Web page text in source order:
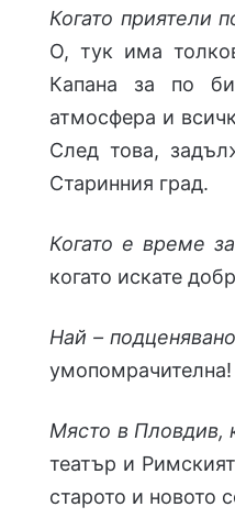
Когато приятели
О, тук има
Капана за по
атмосфера и
След това,
Старинния град.
Когато е време
когато искате
Най –
умопомрачителна!
Място в Пловдив,
театър и
старото и новото